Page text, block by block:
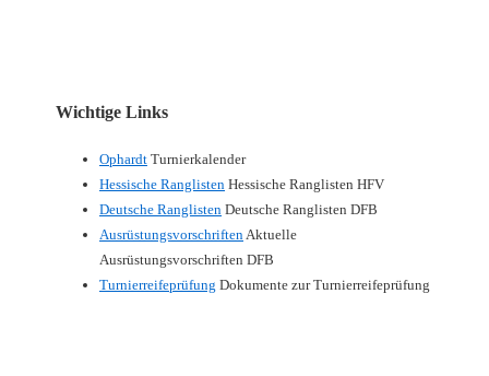
Wichtige Links
Ophardt Turnierkalender
Hessische Ranglisten Hessische Ranglisten HFV
Deutsche Ranglisten Deutsche Ranglisten DFB
AusrüstungsvorschriftenAktuelle
Ausrüstungsvorschriften DFB
Turnierreifeprüfung Dokumente zur Turnierreifeprüfung